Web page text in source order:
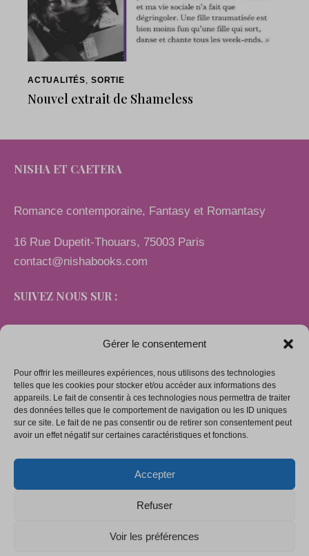
Gérer le consentement
Pour offrir les meilleures expériences, nous utilisons des technologies
telles que les cookies pour stocker et/ou accéder aux informations des
appareils. Le fait de consentir à ces technologies nous permettra de traiter
des données telles que le comportement de navigation ou les ID uniques
sur ce site. Le fait de ne pas consentir ou de retirer son consentement peut
avoir un effet négatif sur certaines caractéristiques et fonctions.
Accepter
Refuser
Voir les préférences
ACTUALITÉS, SORTIE
Nouvel extrait de Shameless
NISHA ET CAETERA
Romance contemporaine, Fantasy et Romantasy
16 Rue Dupetit-Thouars, 75003 Paris
contact@nishabooks.com
SUIVEZ NOUS SUR :
LIENS
Mentions légales
Politique de confidentialité
Politique de cookies (UE)